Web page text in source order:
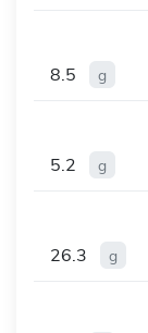
8.5
g
5.2
g
26.3
g